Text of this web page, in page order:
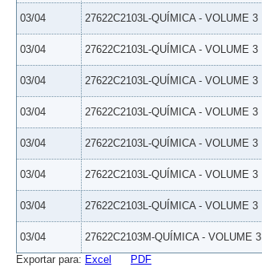
03/04 27622C2103L-QUÍMICA - VOLUME 3
03/04 27622C2103L-QUÍMICA - VOLUME 3
03/04 27622C2103L-QUÍMICA - VOLUME 3
03/04 27622C2103L-QUÍMICA - VOLUME 3
03/04 27622C2103L-QUÍMICA - VOLUME 3
03/04 27622C2103L-QUÍMICA - VOLUME 3
03/04 27622C2103L-QUÍMICA - VOLUME 3
03/04 27622C2103M-QUÍMICA - VOLUME 3
Exportar para: Excel PDF